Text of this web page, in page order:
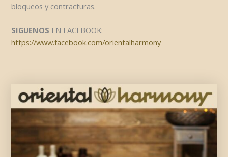
bloqueos y contracturas.
SIGUENOS EN FACEBOOK:
https://www.facebook.com/orientalharmony